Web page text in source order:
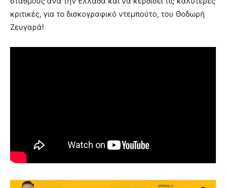
κριτικές, για το δισκογραφικό ντεμπούτο, του Θοδωρή
Ζευγαρά!